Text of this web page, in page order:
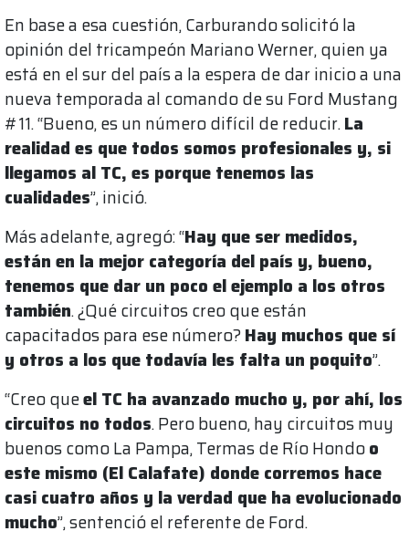
En base a esa cuestión, Carburando solicitó la
opinión del tricampeón Mariano Werner, quien ya
está en el sur del país a la espera de dar inicio a una
nueva temporada al comando de su Ford Mustang
#11. “Bueno, es un número difícil de reducir.La
realidad es que todos somos profesionales y, si
llegamos al TC, es porque tenemos las
cualidades”, inició.
Más adelante, agregó: “Hay que ser medidos,
están en la mejor categoría del país y, bueno,
tenemos que dar un poco el ejemplo a los otros
también. ¿Qué circuitos creo que están
capacitados para ese número?Hay muchos que sí
y otros a los que todavía les falta un poquito”.
“Creo queel TC ha avanzado mucho y, por ahí, los
circuitos no todos. Pero bueno, hay circuitos muy
buenos como La Pampa, Termas de Río Hondoo
este mismo (El Calafate) donde corremos hace
casi cuatro años y la verdad que ha evolucionado
mucho”, sentenció el referente de Ford.